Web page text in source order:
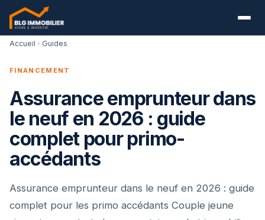
Accueil Guides
FINANCEMENT
Assurance emprunteur dans
le neuf en 2026 : guide
complet pour primo-
accédants
Assurance emprunteur dans le neuf en 2026 : guide
complet pour les primo accédants Couple jeune